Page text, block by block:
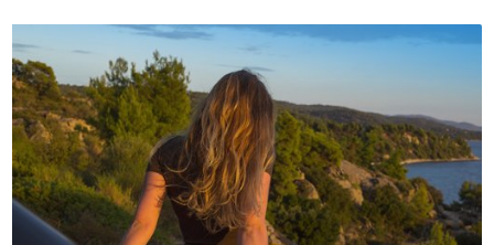
aus einer anderen Perspektive bestaunen.